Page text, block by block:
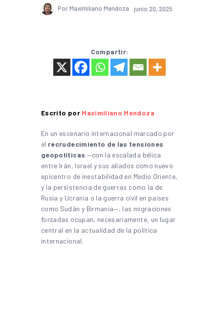
Por Maximiliano Mendoza junio 20, 2025
Compartir:
Escrito por Maximiliano Mendoza
En un escenario internacional marcado por
el recrudecimiento de las tensiones
geopolíticas —con la escalada bélica
entre Irán, Israel y sus aliados como nuevo
epicentro de inestabilidad en Medio Oriente,
y la persistencia de guerras como la de
Rusia y Ucrania o la guerra civil en países
como Sudán y Birmania—, las migraciones
forzadas ocupan, necesariamente, un lugar
central en la actualidad de la política
internacional.